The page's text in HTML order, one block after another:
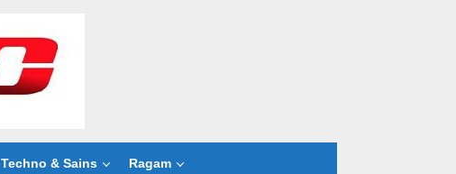
Techno & Sains Ragam